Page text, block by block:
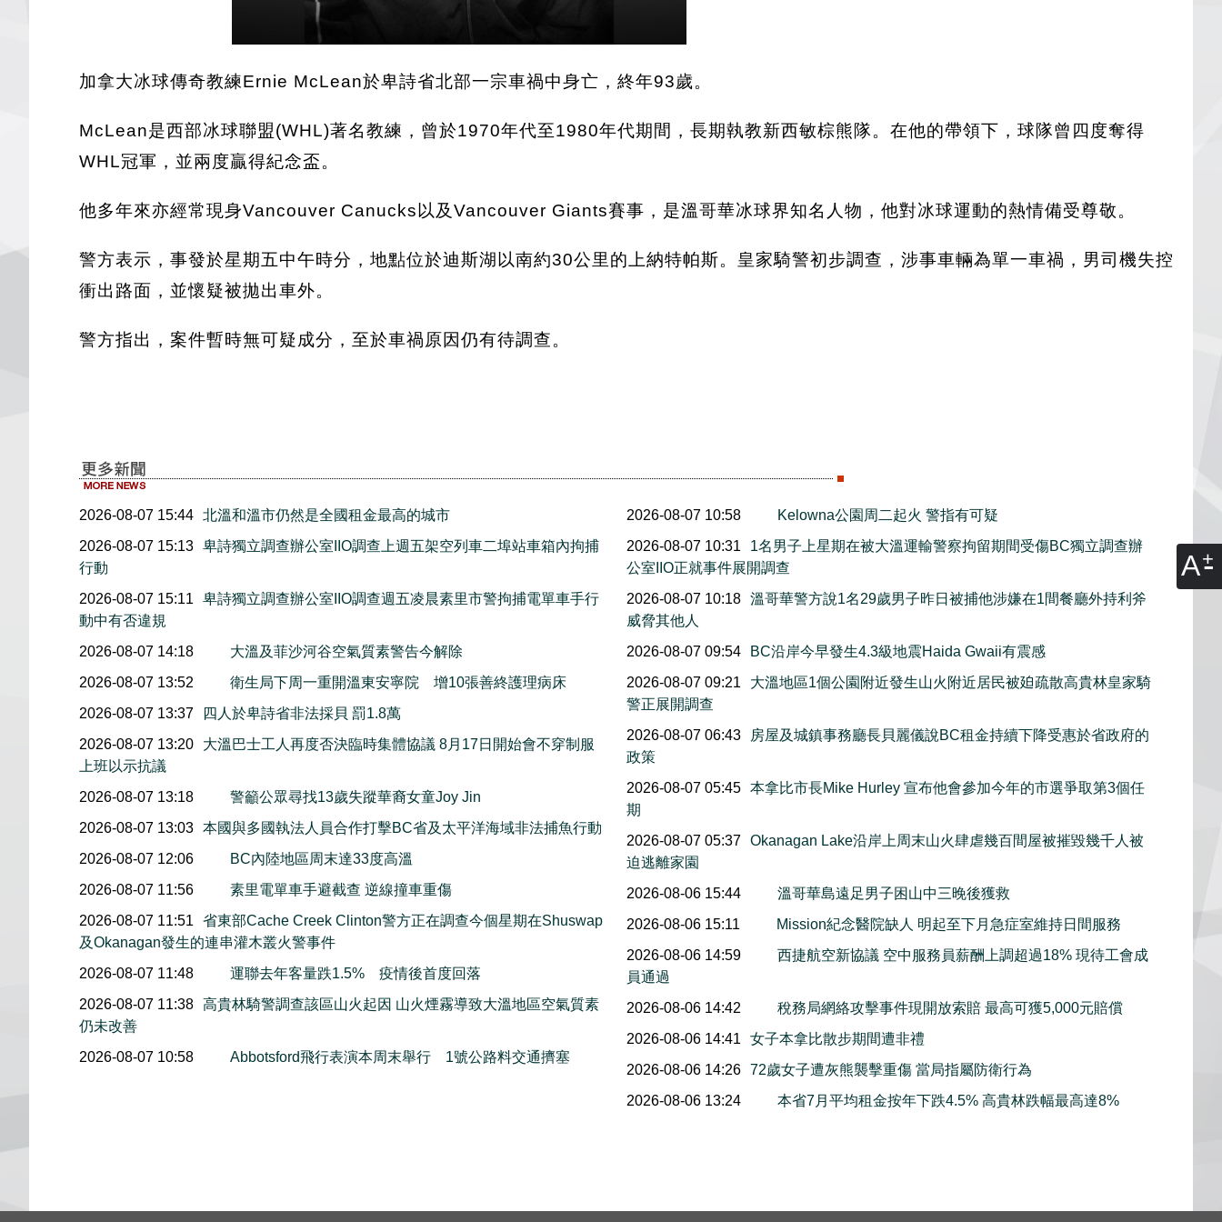
A
加拿大冰球傳奇教練Ernie McLean於卑詩省北部一宗車禍中身亡，終年93歲。
McLean是西部冰球聯盟(WHL)著名教練，曾於1970年代至1980年代期間，長期執教新西敏棕熊隊。在他的帶領下，球隊曾四度奪得
WHL冠軍，並兩度贏得紀念盃。
他多年來亦經常現身Vancouver Canucks以及Vancouver Giants賽事，是溫哥華冰球界知名人物，他對冰球運動的熱情備受尊敬。
警方表示，事發於星期五中午時分，地點位於迪斯湖以南約30公里的上納特帕斯。皇家騎警初步調查，涉事車輛為單一車禍，男司機失控
衝出路面，並懷疑被拋出車外。
警方指出，案件暫時無可疑成分，至於車禍原因仍有待調查。
2026-08-07 15:44 北溫和溫市仍然是全國租金最高的城市
2026-08-07 15:13 卑詩獨立調查辦公室IIO調查上週五架空列車二埠站車箱內拘捕
行動
2026-08-07 15:11
卑詩獨立調查辦公室IIO調查週五凌晨素里市警拘捕電單車手行
動中有否違規
2026-08-07 14:18
大溫及菲沙河谷空氣質素警告今解除
2026-08-07 13:52
衛生局下周一重開溫東安寧院 增10張善終護理病床
2026-08-07 13:37
四人於卑詩省非法採貝 罰1.8萬
2026-08-07 13:20
大溫巴士工人再度否決臨時集體協議 8月17日開始會不穿制服
上班以示抗議
2026-08-07 13:18
警籲公眾尋找13歲失蹤華裔女童Joy Jin
2026-08-07 13:03 本國與多國執法人員合作打擊BC省及太平洋海域非法捕魚行動
2026-08-07 12:06
BC內陸地區周末達33度高溫
2026-08-07 11:56
素里電單車手避截查 逆線撞車重傷
2026-08-07 11:51
省東部Cache Creek Clinton警方正在調查今個星期在Shuswap
及Okanagan發生的連串灌木叢火警事件
2026-08-07 11:48
運聯去年客量跌1.5% 疫情後首度回落
2026-08-07 11:38 高貴林騎警調查該區山火起因 山火煙霧導致大溫地區空氣質素
仍未改善
2026-08-07 10:58
Abbotsford飛行表演本周末舉行 1號公路料交通擠塞
2026-08-07 10:58
Kelowna公園周二起火 警指有可疑
2026-08-07 10:31
1名男子上星期在被大溫運輸警察拘留期間受傷BC獨立調查辦
公室IIO正就事件展開調查
2026-08-07 10:18
溫哥華警方說1名29歲男子昨日被捕他涉嫌在1間餐廳外持利斧
威脅其他人
2026-08-07 09:54
BC沿岸今早發生4.3級地震Haida Gwaii有震感
2026-08-07 09:21
大溫地區1個公園附近發生山火附近居民被廹疏散高貴林皇家騎
警正展開調查
2026-08-07 06:43
房屋及城鎮事務廳長貝麗儀說BC租金持續下降受惠於省政府的
政策
2026-08-07 05:45
本拿比市長Mike Hurley 宣布他會參加今年的市選爭取第3個任
期
2026-08-07 05:37
Okanagan Lake沿岸上周末山火肆虐幾百間屋被摧毀幾千人被
迫逃離家園
2026-08-06 15:44
溫哥華島遠足男子困山中三晚後獲救
2026-08-06 15:11
Mission紀念醫院缺人 明起至下月急症室維持日間服務
2026-08-06 14:59
西捷航空新協議 空中服務員薪酬上調超過18% 現待工會成
員通過
2026-08-06 14:42
稅務局網絡攻擊事件現開放索賠 最高可獲5,000元賠償
2026-08-06 14:41
女子本拿比散步期間遭非禮
2026-08-06 14:26
72歲女子遭灰熊襲擊重傷 當局指屬防衛行為
2026-08-06 13:24
本省7月平均租金按年下跌4.5% 高貴林跌幅最高達8%